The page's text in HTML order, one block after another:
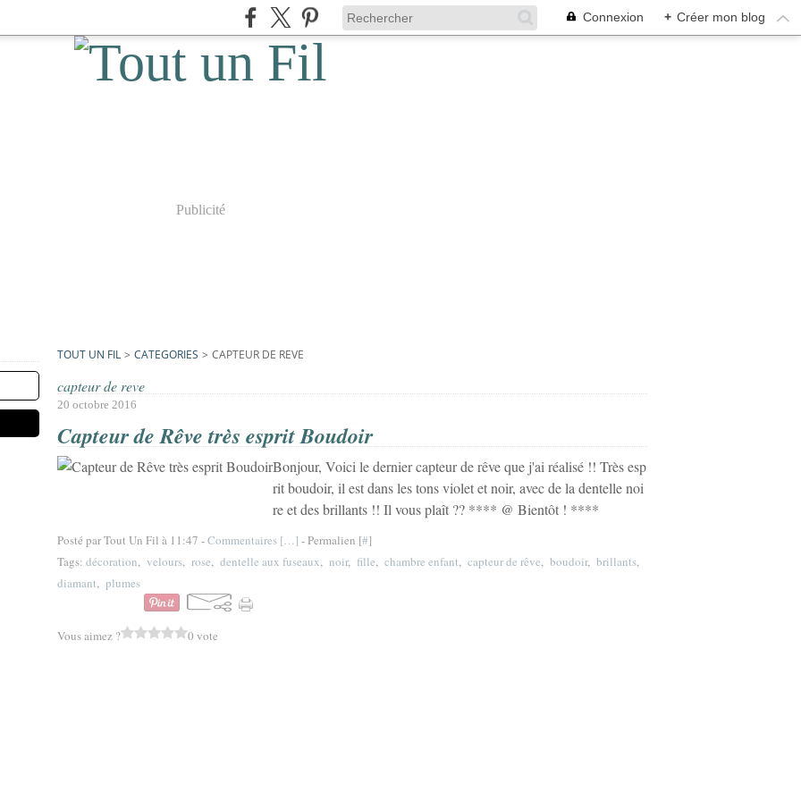
Connexion + Créer mon blog
Publicité
TOUT UN FIL > CATEGORIES > CAPTEUR DE REVE
capteur de reve
20 octobre 2016
Capteur de Rêve très esprit Boudoir
Bonjour, Voici le dernier capteur de rêve que j'ai réalisé !! Très esp
rit boudoir, il est dans les tons violet et noir, avec de la dentelle noi
re et des brillants !! Il vous plaît ?? **** @ Bientôt ! ****
Posté par Tout Un Fil à 11:47 -Commentaires […] - Permalien [#]
Tags: décoration, velours, rose, dentelle aux fuseaux, noir, fille, chambre enfant, capteur de rêve, boudoir, brillants,
diamant, plumes
Vous aimez ? 0 vote